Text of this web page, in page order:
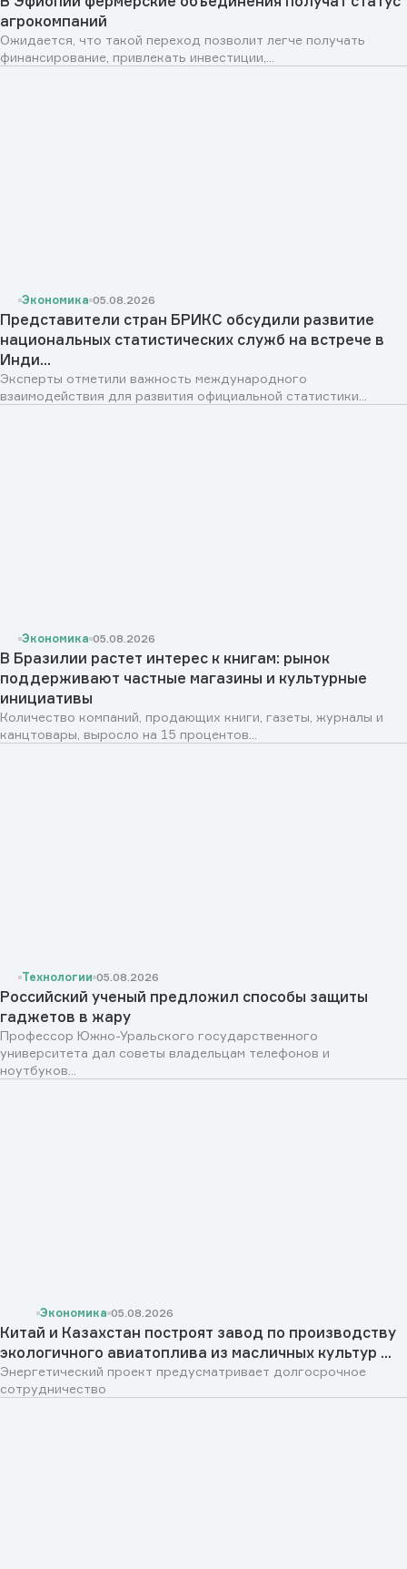
агрокомпаний
Ожидается, что такой переход позволит легче получать
финансирование, привлекать инвестиции,...
Экономика 05.08.2026
Представители стран БРИКС обсудили развитие
национальных статистических служб на встрече в
Инди...
Эксперты отметили важность международного
взаимодействия для развития официальной статистики...
Экономика 05.08.2026
В Бразилии растет интерес к книгам: рынок
поддерживают частные магазины и культурные
инициативы
Количество компаний, продающих книги, газеты, журналы и
канцтовары, выросло на 15 процентов...
Технологии 05.08.2026
Российский ученый предложил способы защиты
гаджетов в жару
Профессор Южно-Уральского государственного
университета дал советы владельцам телефонов и
ноутбуков...
Экономика 05.08.2026
Китай и Казахстан построят завод по производству
экологичного авиатоплива из масличных культур ...
Энергетический проект предусматривает долгосрочное
сотрудничество